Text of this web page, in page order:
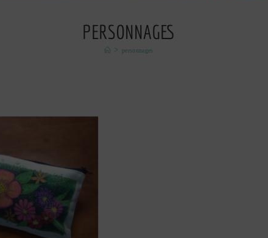
PERSONNAGES
> personnages